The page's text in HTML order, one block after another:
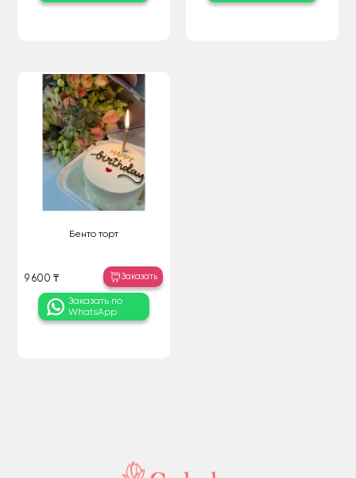
Бенто торт
9 600 ₸ Заказать
Заказать по
WhatsApp